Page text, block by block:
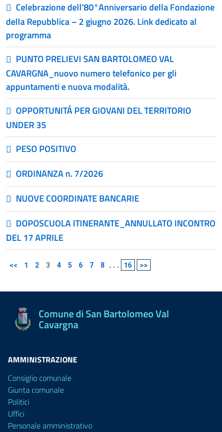
Celebrazione dell’80°Anniversario della Fondazione
della Repubblica – 2 giugno 2026. Link dedicato al
programma
PUNTO PRELIEVI SAN BARTOLOMEO VAL
CAVARGNA_nuovo numero telefonico per gli
appuntamenti e nuova modalità.
OPPORTUNITÁ PER GIOVANI DEL TERRITORIO
UNDER 35
PESO POSITIVO
ORDINANZA n. 7/2026
NUOVE COORDINATE BANCARIE
DOPOSCUOLA ITINERANTE_ANNULLATO INCONTRO
DEL 17 APRILE
<< 1 2 3 4 5 6 7 8 ... 16 >>
Comune di San Bartolomeo Val
Cavargna
AMMINISTRAZIONE
Consiglio comunale
Giunta comunale
Politici
Uffici
Personale amministrativo